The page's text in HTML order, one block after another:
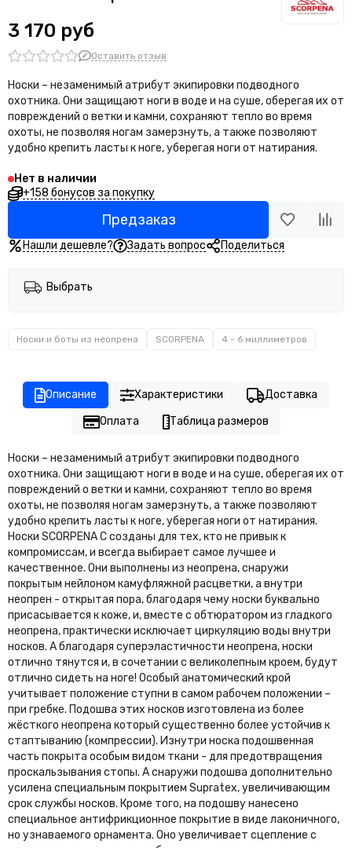
3 170 руб
Оставить отзыв
Носки – незаменимый атрибут экипировки подводного
охотника. Они защищают ноги в воде и на суше, оберегая их от
повреждений о ветки и камни, сохраняют тепло во время
охоты, не позволяя ногам замерзнуть, а также позволяют
удобно крепить ласты к ноге, уберегая ноги от натирания.
Нет в наличии
+158 бонусов за покупку
Предзаказ
Нашли дешевле? Задать вопрос Поделиться
Выбрать
Носки и боты из неопрена SCORPENA 4 - 6 миллиметров
Описание Характеристики
Доставка
Оплата
Таблица размеров
Носки – незаменимый атрибут экипировки подводного
охотника. Они защищают ноги в воде и на суше, оберегая их от
повреждений о ветки и камни, сохраняют тепло во время
охоты, не позволяя ногам замерзнуть, а также позволяют
удобно крепить ласты к ноге, уберегая ноги от натирания.
Носки SCORPENA C созданы для тех, кто не привык к
компромиссам, и всегда выбирает самое лучшее и
качественное. Они выполнены из неопрена, снаружи
покрытым нейлоном камуфляжной расцветки, а внутри
неопрен - открытая пора, благодаря чему носки буквально
присасывается к коже, и, вместе с обтюратором из гладкого
неопрена, практически исключает циркуляцию воды внутри
носков. А благодаря суперэластичности неопрена, носки
отлично тянутся и, в сочетании с великолепным кроем, будут
отлично сидеть на ноге! Особый анатомический крой
учитывает положение ступни в самом рабочем положении –
при гребке. Подошва этих носков изготовлена из более
жёсткого неопрена который существенно более устойчив к
стаптыванию (компрессии). Изнутри носка подошвенная
часть покрыта особым видом ткани - для предотвращения
проскальзывания стопы. А снаружи подошва дополнительно
усилена специальным покрытием Supratex, увеличивающим
срок службы носков. Кроме того, на подошву нанесено
специальное антифрикционное покрытие в виде лаконичного,
но узнаваемого орнамента. Оно увеличивает сцепление с